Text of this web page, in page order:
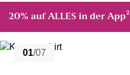
20% auf ALLES in der App²
01/07